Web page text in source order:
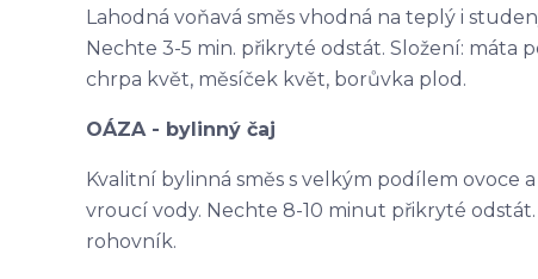
Lahodná voňavá směs vhodná na teplý i
Nechte 3-5 min. přikryté odstát. Složení: máta
chrpa květ, měsíček květ, borůvka plod.
OÁZA - bylinný čaj
Kvalitní bylinná směs s velkým podílem ovoce
vroucí vody. Nechte 8-10 minut přikryté
rohovník.